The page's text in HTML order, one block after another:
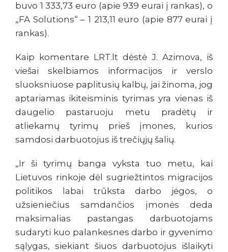
buvo 1 333,73 euro (apie 939 eurai į rankas), o
„FA Solutions“ – 1 213,11 euro (apie 877 eurai į
rankas).
Kaip komentare LRT.lt dėstė J. Azimova, iš
viešai skelbiamos informacijos ir verslo
sluoksniuose paplitusių kalbų, jai žinoma, jog
aptariamas ikiteisminis tyrimas yra vienas iš
daugelio pastaruoju metu pradėtų ir
atliekamų tyrimų prieš įmones, kurios
samdosi darbuotojus iš trečiųjų šalių.
„Ir ši tyrimų banga vyksta tuo metu, kai
Lietuvos rinkoje dėl sugriežtintos migracijos
politikos labai trūksta darbo jėgos, o
užsieniečius samdančios įmonės deda
maksimalias pastangas darbuotojams
sudaryti kuo palankesnes darbo ir gyvenimo
sąlygas, siekiant šiuos darbuotojus išlaikyti